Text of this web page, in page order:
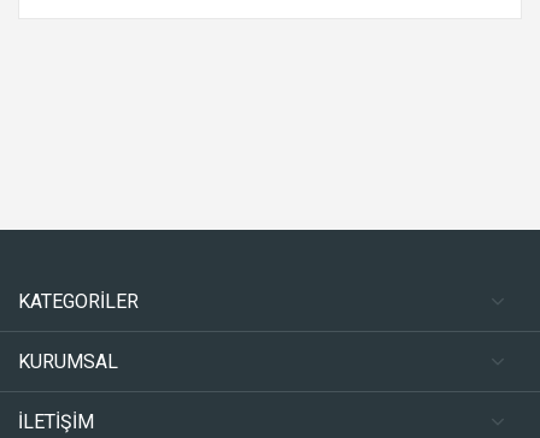
KATEGORİLER
KURUMSAL
İLETİŞİM